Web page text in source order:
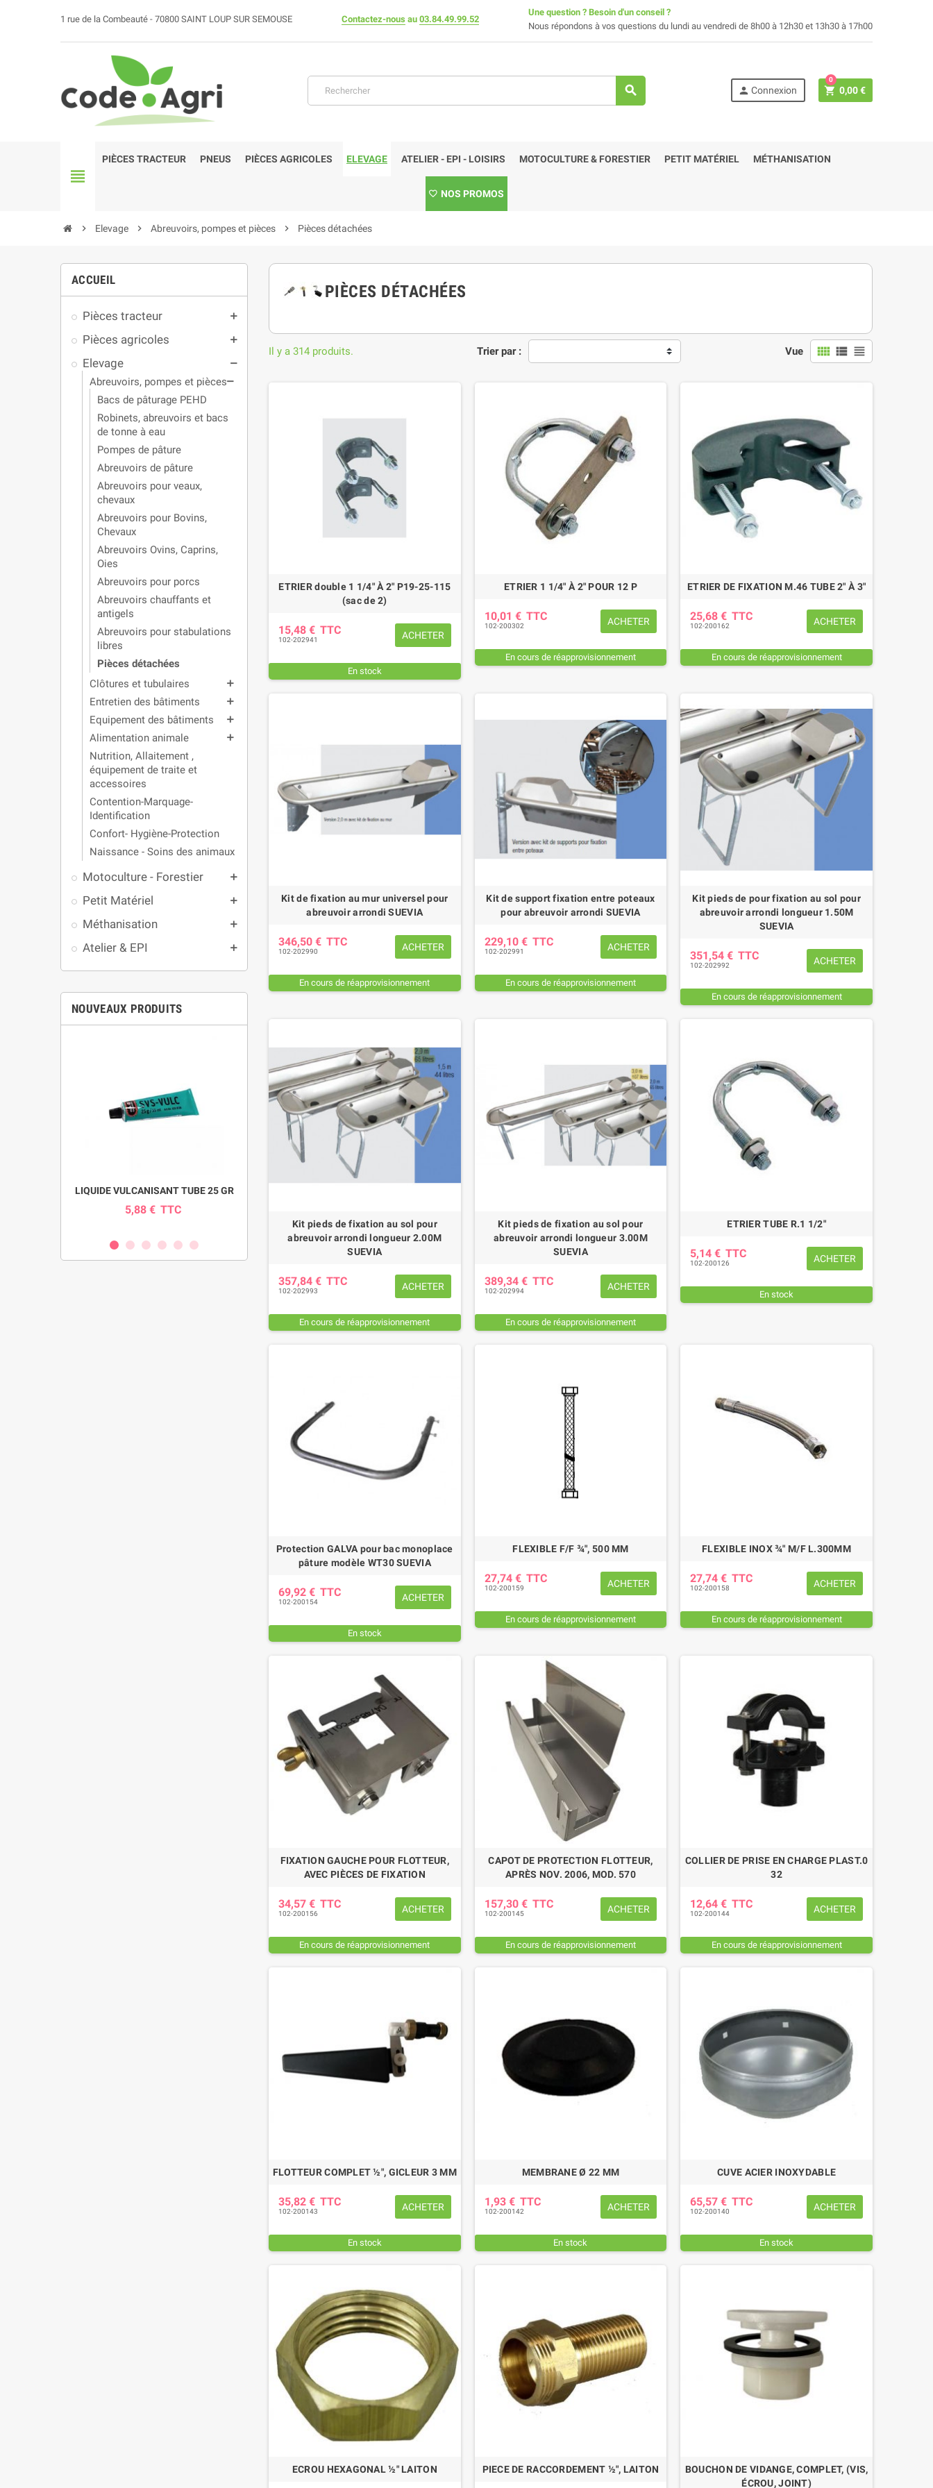
1 rue de la Combeauté - 70800 SAINT LOUP SUR SEMOUSE Contactez-nous au 03.84.49.99.52
Une question ? Besoin d'un conseil ?
Nous répondons à vos questions du lundi au vendredi de 8h00 à 12h30 et 13h30 à 17h00
search person Connexion shopping_cart 0,00 €
0
view_headline
PIÈCES TRACTEUR PNEUS PIÈCES AGRICOLES ELEVAGE ATELIER - EPI - LOISIRS MOTOCULTURE & FORESTIER PETIT MATÉRIEL MÉTHANISATION
NOS PROMOS
chevron_right Elevage chevron_right Abreuvoirs, pompes et pièces chevron_right Pièces détachées
ACCUEIL
Pièces tracteur add
Pièces agricoles add
Elevage remove
Abreuvoirs, pompes et piècesremove
Bacs de pâturage PEHD
Robinets, abreuvoirs et bacs
de tonne à eau
Pompes de pâture
Abreuvoirs de pâture
Abreuvoirs pour veaux,
chevaux
Abreuvoirs pour Bovins,
Chevaux
Abreuvoirs Ovins, Caprins,
Oies
Abreuvoirs pour porcs
Abreuvoirs chauffants et
antigels
Abreuvoirs pour stabulations
libres
Pièces détachées
Clôtures et tubulaires
add
Entretien des bâtiments add
Equipement des bâtiments add
Alimentation animale add
Nutrition, Allaitement ,
équipement de traite et
accessoires
Contention-Marquage-
Identification
Confort- Hygiène-Protection
Naissance - Soins des animaux
Motoculture - Forestier add
Petit Matériel add
Méthanisation add
Atelier & EPI add
NOUVEAUX PRODUITS
LIQUIDE VULCANISANT TUBE 25 GR
5,88 € TTC
78,36 €TTC
PIÈCES DÉTACHÉES
Trier par : Vue view_comfy view_list view_headline
Il y a 314 produits.
ETRIER double 1 1/4" À 2" P19-25-115
(sac de 2)
15,48 € TTC
102-202941 ACHETER
En stock
ETRIER 1 1/4" À 2" POUR 12 P
10,01 € TTC
102-200302 ACHETER
En cours de réapprovisionnement
ETRIER DE FIXATION M.46 TUBE 2" À 3"
25,68 € TTC
102-200162 ACHETER
En cours de réapprovisionnement
Kit de fixation au mur universel pour
abreuvoir arrondi SUEVIA
346,50 € TTC
102-202990 ACHETER
En cours de réapprovisionnement
Kit de support fixation entre poteaux
pour abreuvoir arrondi SUEVIA
229,10 € TTC
102-202991 ACHETER
En cours de réapprovisionnement
Kit pieds de pour fixation au sol pour
abreuvoir arrondi longueur 1.50M
SUEVIA
351,54 € TTC
102-202992 ACHETER
En cours de réapprovisionnement
Kit pieds de fixation au sol pour
abreuvoir arrondi longueur 2.00M
SUEVIA
357,84 € TTC
102-202993 ACHETER
En cours de réapprovisionnement
Kit pieds de fixation au sol pour
abreuvoir arrondi longueur 3.00M
SUEVIA
389,34 € TTC
102-202994 ACHETER
En cours de réapprovisionnement
ETRIER TUBE R.1 1/2"
5,14 € TTC
102-200126 ACHETER
En stock
Protection GALVA pour bac monoplace
pâture modèle WT30 SUEVIA
69,92 € TTC
102-200154 ACHETER
En stock
FLEXIBLE F/F ¾", 500 MM
27,74 € TTC
102-200159 ACHETER
En cours de réapprovisionnement
FLEXIBLE INOX ¾" M/F L.300MM
27,74 € TTC
102-200158 ACHETER
En cours de réapprovisionnement
FIXATION GAUCHE POUR FLOTTEUR,
AVEC PIÈCES DE FIXATION
34,57 € TTC
102-200156 ACHETER
En cours de réapprovisionnement
CAPOT DE PROTECTION FLOTTEUR,
APRÈS NOV. 2006, MOD. 570
157,30 € TTC
102-200145 ACHETER
En cours de réapprovisionnement
COLLIER DE PRISE EN CHARGE PLAST.0
32
12,64 € TTC
102-200144 ACHETER
En cours de réapprovisionnement
FLOTTEUR COMPLET ½", GICLEUR 3 MM
35,82 € TTC
102-200143 ACHETER
En stock
MEMBRANE Ø 22 MM
1,93 € TTC
102-200142 ACHETER
En stock
CUVE ACIER INOXYDABLE
65,57 € TTC
102-200140 ACHETER
En stock
ECROU HEXAGONAL ½" LAITON PIECE DE RACCORDEMENT ½", LAITON
BOUCHON DE VIDANGE, COMPLET, (VIS,
ÉCROU, JOINT)